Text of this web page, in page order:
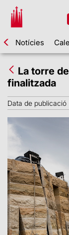
Notícies
La torre
finalitzada
Data de publicació